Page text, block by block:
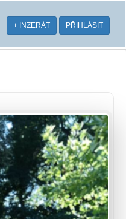
+ INZERÁT PŘIHLÁSIT